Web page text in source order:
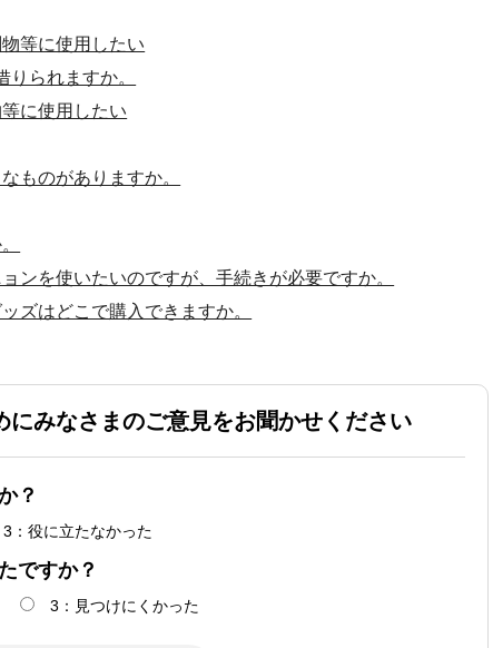
等に使用したい
られますか。
に使用したい
ものがありますか。
ンを使いたいのですが、手続きが必要ですか。
ズはどこで購入できますか。
にみなさまのご意見をお聞かせください
？
3：役に立たなかった
ですか？
3：見つけにくかった